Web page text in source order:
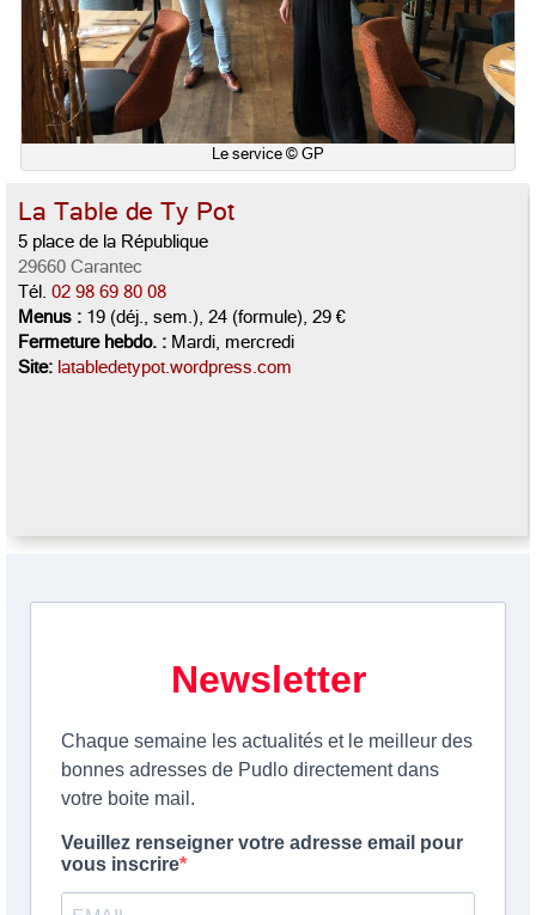
Le service © GP
La Table de Ty Pot
5 place de la République
29660 Carantec
Tél. 02 98 69 80 08
Menus : 19 (déj., sem.), 24 (formule), 29 €
Fermeture hebdo. : Mardi, mercredi
Site: latabledetypot.wordpress.com